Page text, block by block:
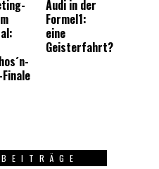
Audi in der
Formel1:
eine
Geisterfahrt?